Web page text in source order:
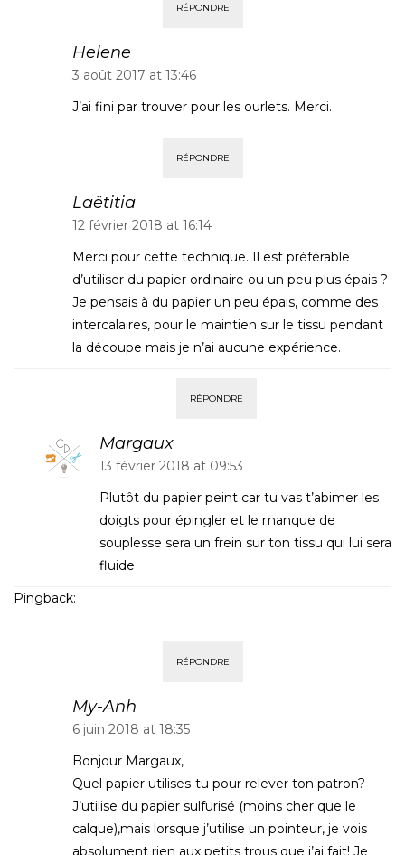
RÉPONDRE
Helene
3 août 2017 at 13:46
J’ai fini par trouver pour les ourlets. Merci.
RÉPONDRE
Laëtitia
12 février 2018 at 16:14
Merci pour cette technique. Il est préférable
d’utiliser du papier ordinaire ou un peu plus épais ?
Je pensais à du papier un peu épais, comme des
intercalaires, pour le maintien sur le tissu pendant
la découpe mais je n’ai aucune expérience.
RÉPONDRE
Margaux
13 février 2018 at 09:53
Plutôt du papier peint car tu vas t’abimer les
doigts pour épingler et le manque de
souplesse sera un frein sur ton tissu qui lui sera
fluide
Pingback:
RÉPONDRE
My-Anh
6 juin 2018 at 18:35
Bonjour Margaux,
Quel papier utilises-tu pour relever ton patron?
J’utilise du papier sulfurisé (moins cher que le
calque),mais lorsque j’utilise un pointeur, je vois
absolument rien aux petits trous que j’ai fait! Je